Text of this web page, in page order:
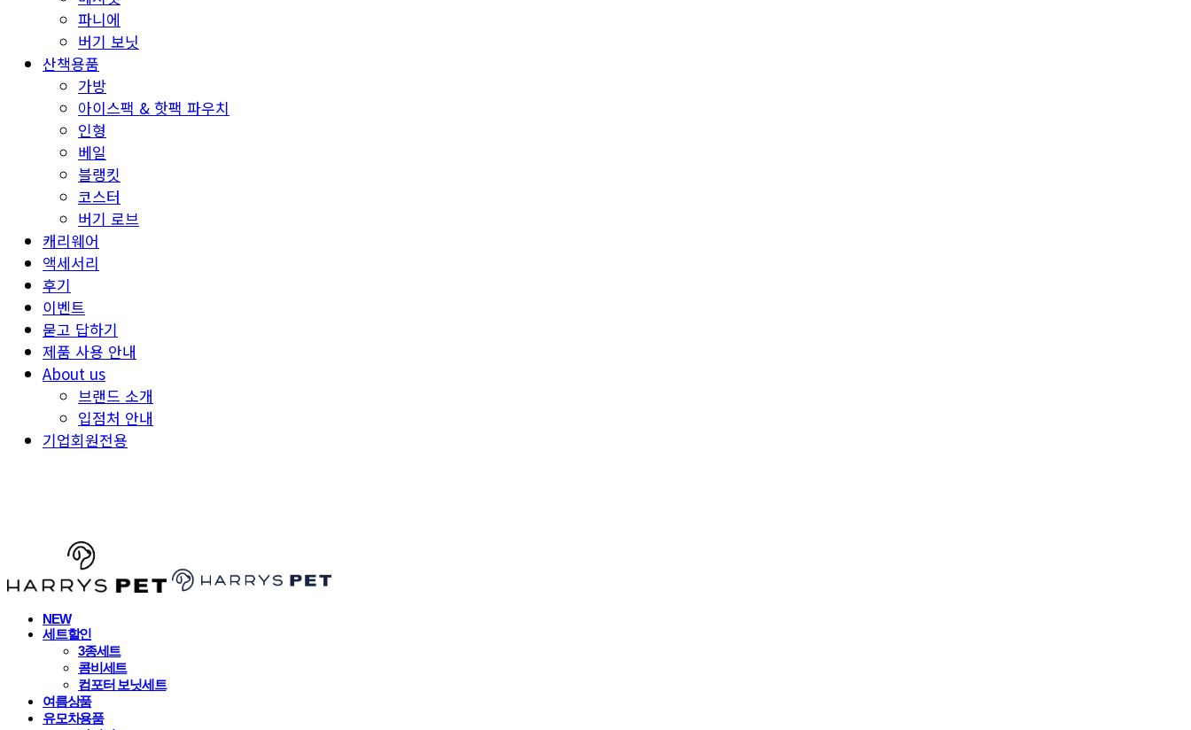
파니에
버기 보닛
산책용품
가방
아이스팩 & 핫팩 파우치
인형
베일
블랭킷
코스터
버기 로브
캐리웨어
액세서리
후기
이벤트
묻고 답하기
제품 사용 안내
About us
브랜드 소개
입점처 안내
기업회원전용
NEW
세트할인
3종세트
콤비세트
컴포터 보닛세트
여름상품
유모차용품